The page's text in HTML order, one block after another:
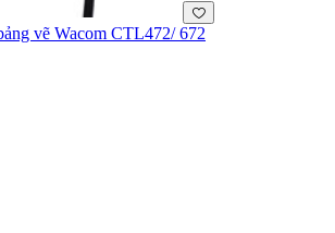
vẽ Wacom CTL472/ 672